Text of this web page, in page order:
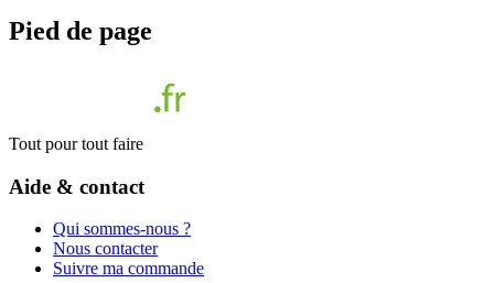
Pied de page
Tout pour tout faire
Aide & contact
Qui sommes-nous ?
Nous contacter
Suivre ma commande